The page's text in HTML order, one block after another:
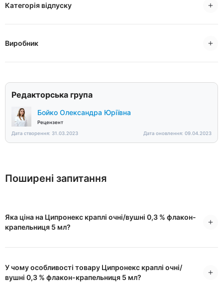
Категорія відпуску
Виробник
Редакторська група
Бойко Олександра Юріївна
Рецензент
Дата створення: 31.03.2023
Дата оновлення: 09.04.2023
Поширені запитання
Яка ціна на Ципронекс краплі очні/вушні 0,3 % флакон-
крапельниця 5 мл?
У чому особливості товару Ципронекс краплі очні/
вушні 0,3 % флакон-крапельниця 5 мл?